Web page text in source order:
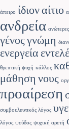
άπειρο ίδιοναίτιο
ανδρεία
γένος γνώμη
ενεργεία
θρεπτική ψυχή κάλλος
μάθηση νους
προαίρεση
συμβουλευτικός λόγος
λόγος ψεύδος ψυχική αρετή